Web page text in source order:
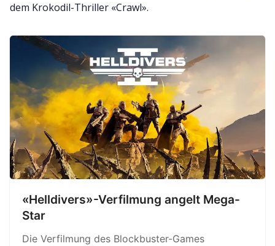
dem Krokodil-Thriller «Crawl».
«Helldivers»-Verfilmung angelt Mega-
Star
Die Verfilmung des Blockbuster-Games